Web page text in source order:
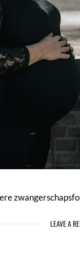
LEAVE A